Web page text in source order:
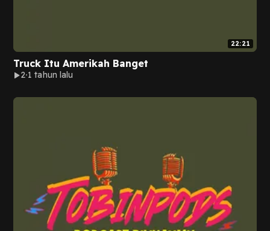
22:21
Truck Itu Amerikah Banget
2 1 tahun lalu